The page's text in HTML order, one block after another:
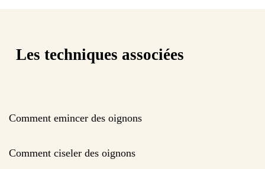
Les techniques associées
Comment emincer des oignons
Comment ciseler des oignons